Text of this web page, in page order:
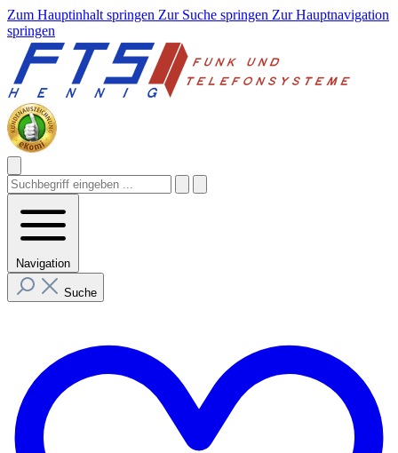
Zum Hauptinhalt springen Zur Suche springen Zur Hauptnavigation
springen
Navigation
Suche